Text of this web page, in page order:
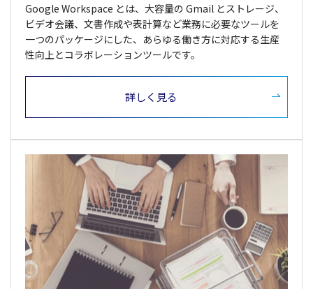
Google Workspace とは、大容量の Gmail とストレージ、
ビデオ会議、文書作成や表計算など業務に必要なツールを
一つのパッケージにした、あらゆる働き方に対応する生産
性向上とコラボレーションツールです。
詳しく見る